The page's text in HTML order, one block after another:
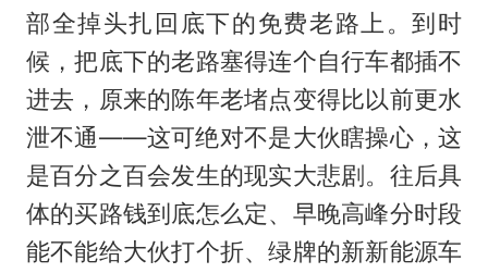
部全掉头扎回底下的免费老路上。到时
候，把底下的老路塞得连个自行车都插不
进去，原来的陈年老堵点变得比以前更水
泄不通——这可绝对不是大伙瞎操心，这
是百分之百会发生的现实大悲剧。往后具
体的买路钱到底怎么定、早晚高峰分时段
能不能给大伙打个折、绿牌的新新能源车